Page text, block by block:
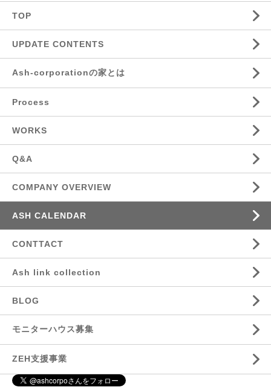
TOP
UPDATE CONTENTS
Ash-corporationの家とは
Process
WORKS
Q&A
COMPANY OVERVIEW
ASH CALENDAR
CONTTACT
Ash link collection
BLOG
モニターハウス募集
ZEH支援事業